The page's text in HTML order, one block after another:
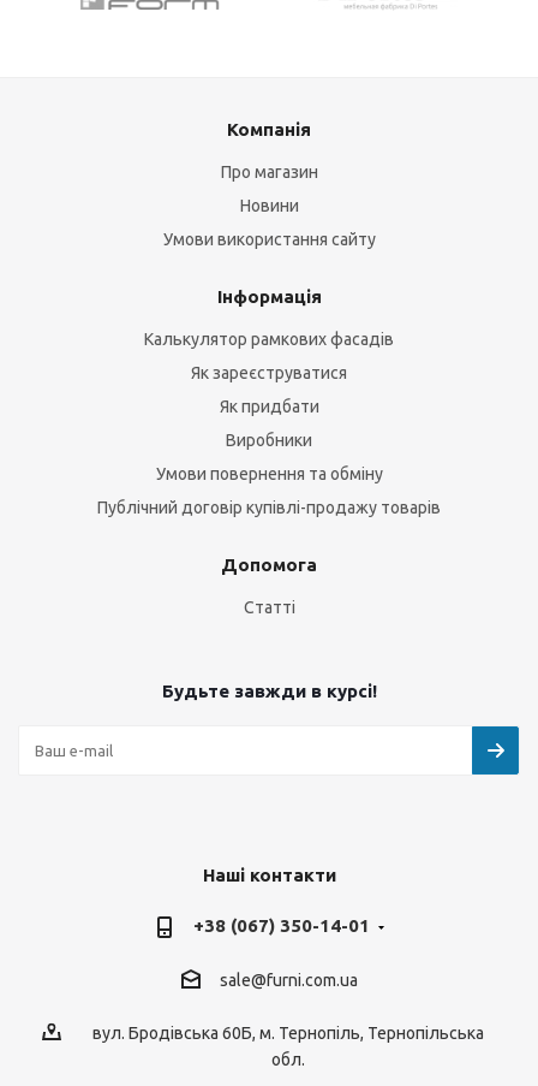
Компанія
Про магазин
Новини
Умови використання сайту
Інформація
Калькулятор рамкових фасадів
Як зареєструватися
Як придбати
Виробники
Умови повернення та обміну
Публічний договір купівлі-продажу товарів
Допомога
Статті
Будьте завжди в курсі!
Наші контакти
+38 (067) 350-14-01
sale@furni.com.ua
вул. Бродівська 60Б, м. Тернопіль, Тернопільська
обл.